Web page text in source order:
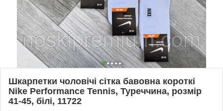
Шкарпетки чоловічі сітка бавовна короткі
Nike Performance Tennis, Туреччина, розмір
41-45, білі, 11722